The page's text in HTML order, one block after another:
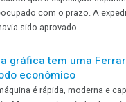
exatamente em
A troca de
máquina
A máquina
certo,